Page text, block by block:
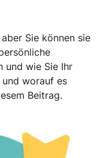
Sie können sie
und wie Sie Ihr
worauf es
Beitrag.